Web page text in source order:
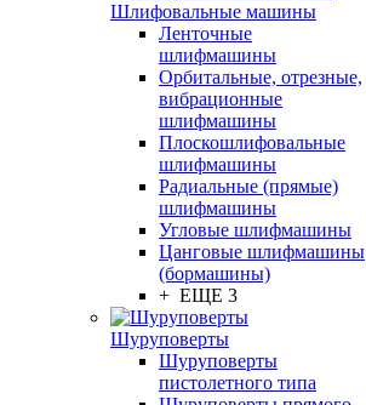
Шлифовальные машины
Ленточные
шлифмашины
Орбитальные, отрезные,
вибрационные
шлифмашины
Плоскошлифовальные
шлифмашины
Радиальные (прямые)
шлифмашины
Угловые шлифмашины
Цанговые шлифмашины
(бормашины)
+ ЕЩЕ 3
Шуруповерты
Шуруповерты
пистолетного типа